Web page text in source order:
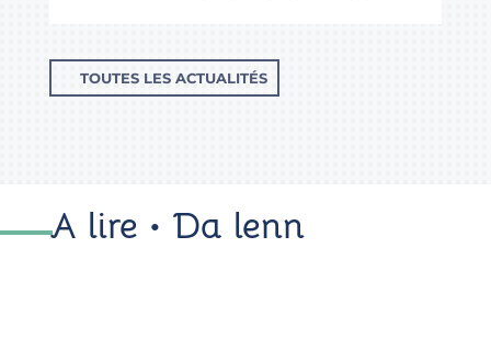
TOUTES LES ACTUALITÉS
A lire • Da lenn